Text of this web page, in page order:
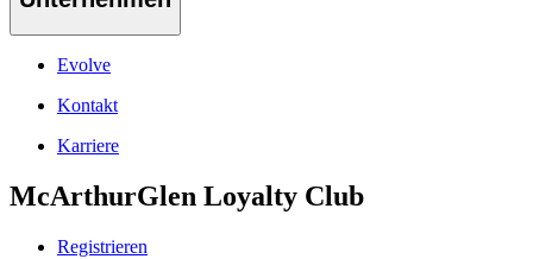
Evolve
Kontakt
Karriere
McArthurGlen Loyalty Club
Registrieren